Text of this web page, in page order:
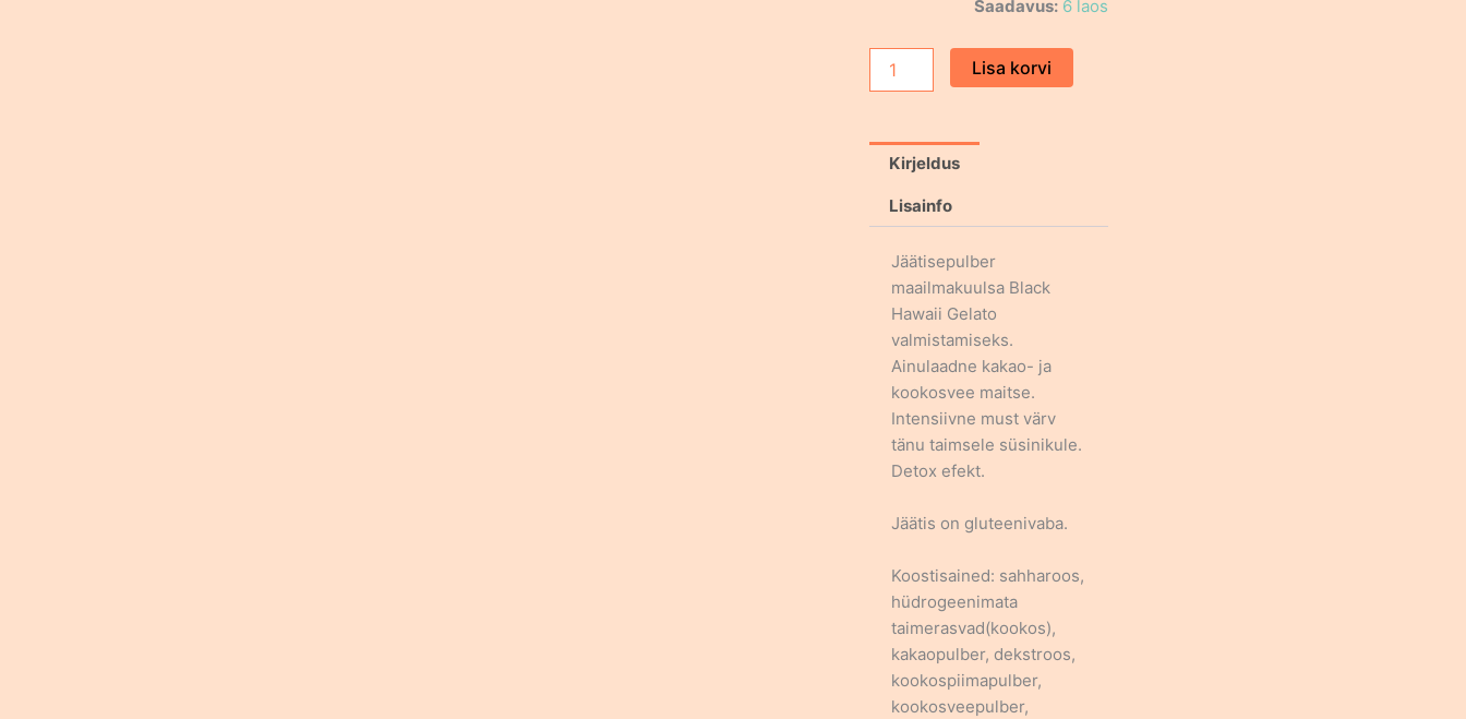
Saadavus: 6 laos
kookose
pehme
jäätis
1,45kg
kogus
Lisa korvi
Kirjeldus
Lisainfo
Jäätisepulber
maailmakuulsa Black
Hawaii Gelato
valmistamiseks.
Ainulaadne kakao- ja
kookosvee maitse.
Intensiivne must värv
tänu taimsele süsinikule.
Detox efekt.
Jäätis on gluteenivaba.
Koostisained: sahharoos,
hüdrogeenimata
taimerasvad(kookos),
kakaopulber, dekstroos,
kookospiimapulber,
kookosveepulber,